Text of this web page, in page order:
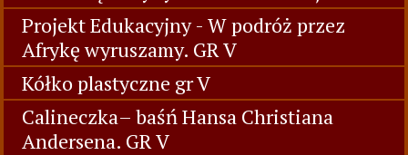
Projekt Edukacyjny - W podróż przez
Afrykę wyruszamy. GR V
Kółko plastyczne gr V
Calineczka– baśń Hansa Christiana
Andersena. GR V